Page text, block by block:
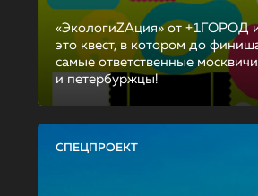
«ЭкологиZAция» от +1ГОРОД
это квест, в котором до
самые ответственные москвичи
и петербуржцы!
СПЕЦПРОЕКТ